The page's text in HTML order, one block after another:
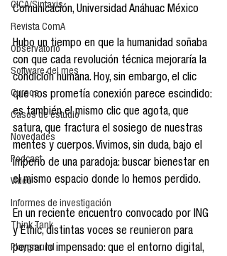
CICA/Sintaxis
Revista ComA
Observatorio
Software del mes
Cursos
Casos de estudio
Novedades
Podcast
Video
Informes de investigación
Think Tank
Playground
Comunicación, Universidad Anáhuac México
Hubo un tiempo en que la humanidad soñaba
con que cada revolución técnica mejoraría la
condición humana. Hoy, sin embargo, el clic
que nos prometía conexión parece escindido:
es también el mismo clic que agota, que
satura, que fractura el sosiego de nuestras
mentes y cuerpos. Vivimos, sin duda, bajo el
imperio de una paradoja: buscar bienestar en
el mismo espacio donde lo hemos perdido.
En un reciente encuentro convocado por ING
y Ethic, distintas voces se reunieron para
pensar lo impensado: que el entorno digital,